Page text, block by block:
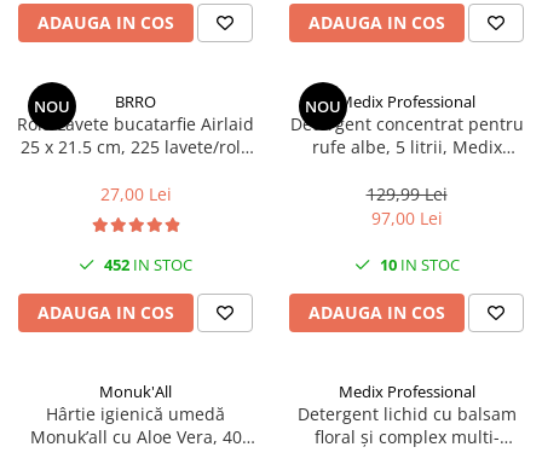
Sfoara si franghii
prindere
Mufe si conectori irigare
Pavaje si borduri
Programatoare stropire
Termometre Meteo
Unelte gradinarit
Pentru toaleta si wc
Solutii pentru suprafetele din lemn
Solutii specializate
Solutii profesionale pentru
Solutii professionale pentru
ADAUGA IN COS ADAUGA IN COS
NOU BRRO
Rola Lavete bucatarfie Airlaid
25 x 21.5 cm, 225 lavete/rola
27,00 Lei
452 IN STOC
ADAUGA IN COS
NOUMedix Professional
Detergent concentrat pentru
rufe albe, 5 litrii, Medix
129,99 Lei
97,00 Lei
10IN STOC
ADAUGA IN COS
Monuk'All
Hârtie igienică umedă
Monuk’all cu Aloe Vera, 40
Medix Professional
Detergent lichid cu balsam
floral și complex multi-